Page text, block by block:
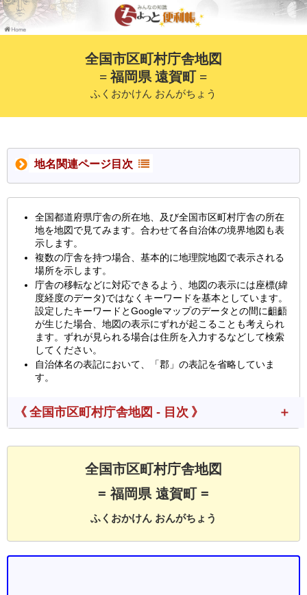
全国市区町村庁舎地図
= 福岡県 遠賀町 =
ふくおかけん おんがちょう
地名関連ページ目次
全国都道府県庁舎の所在地、及び全国市区町村庁舎の所在
地を地図で見てみます。合わせて各自治体の境界地図も表
示します。
複数の庁舎を持つ場合、基本的に地理院地図で表示される
場所を示します。
庁舎の移転などに対応できるよう、地図の表示には座標(緯
度経度のデータ)ではなくキーワードを基本としています。
設定したキーワードとGoogleマップのデータとの間に齟齬
が生じた場合、地図の表示にずれが起こることも考えられ
ます。ずれが見られる場合は住所を入力するなどして検索
してください。
自治体名の表記において、「郡」の表記を省略していま
す。
《 全国市区町村庁舎地図 - 目次 》
全国市区町村庁舎地図
= 福岡県 遠賀町 =
ふくおかけん おんがちょう